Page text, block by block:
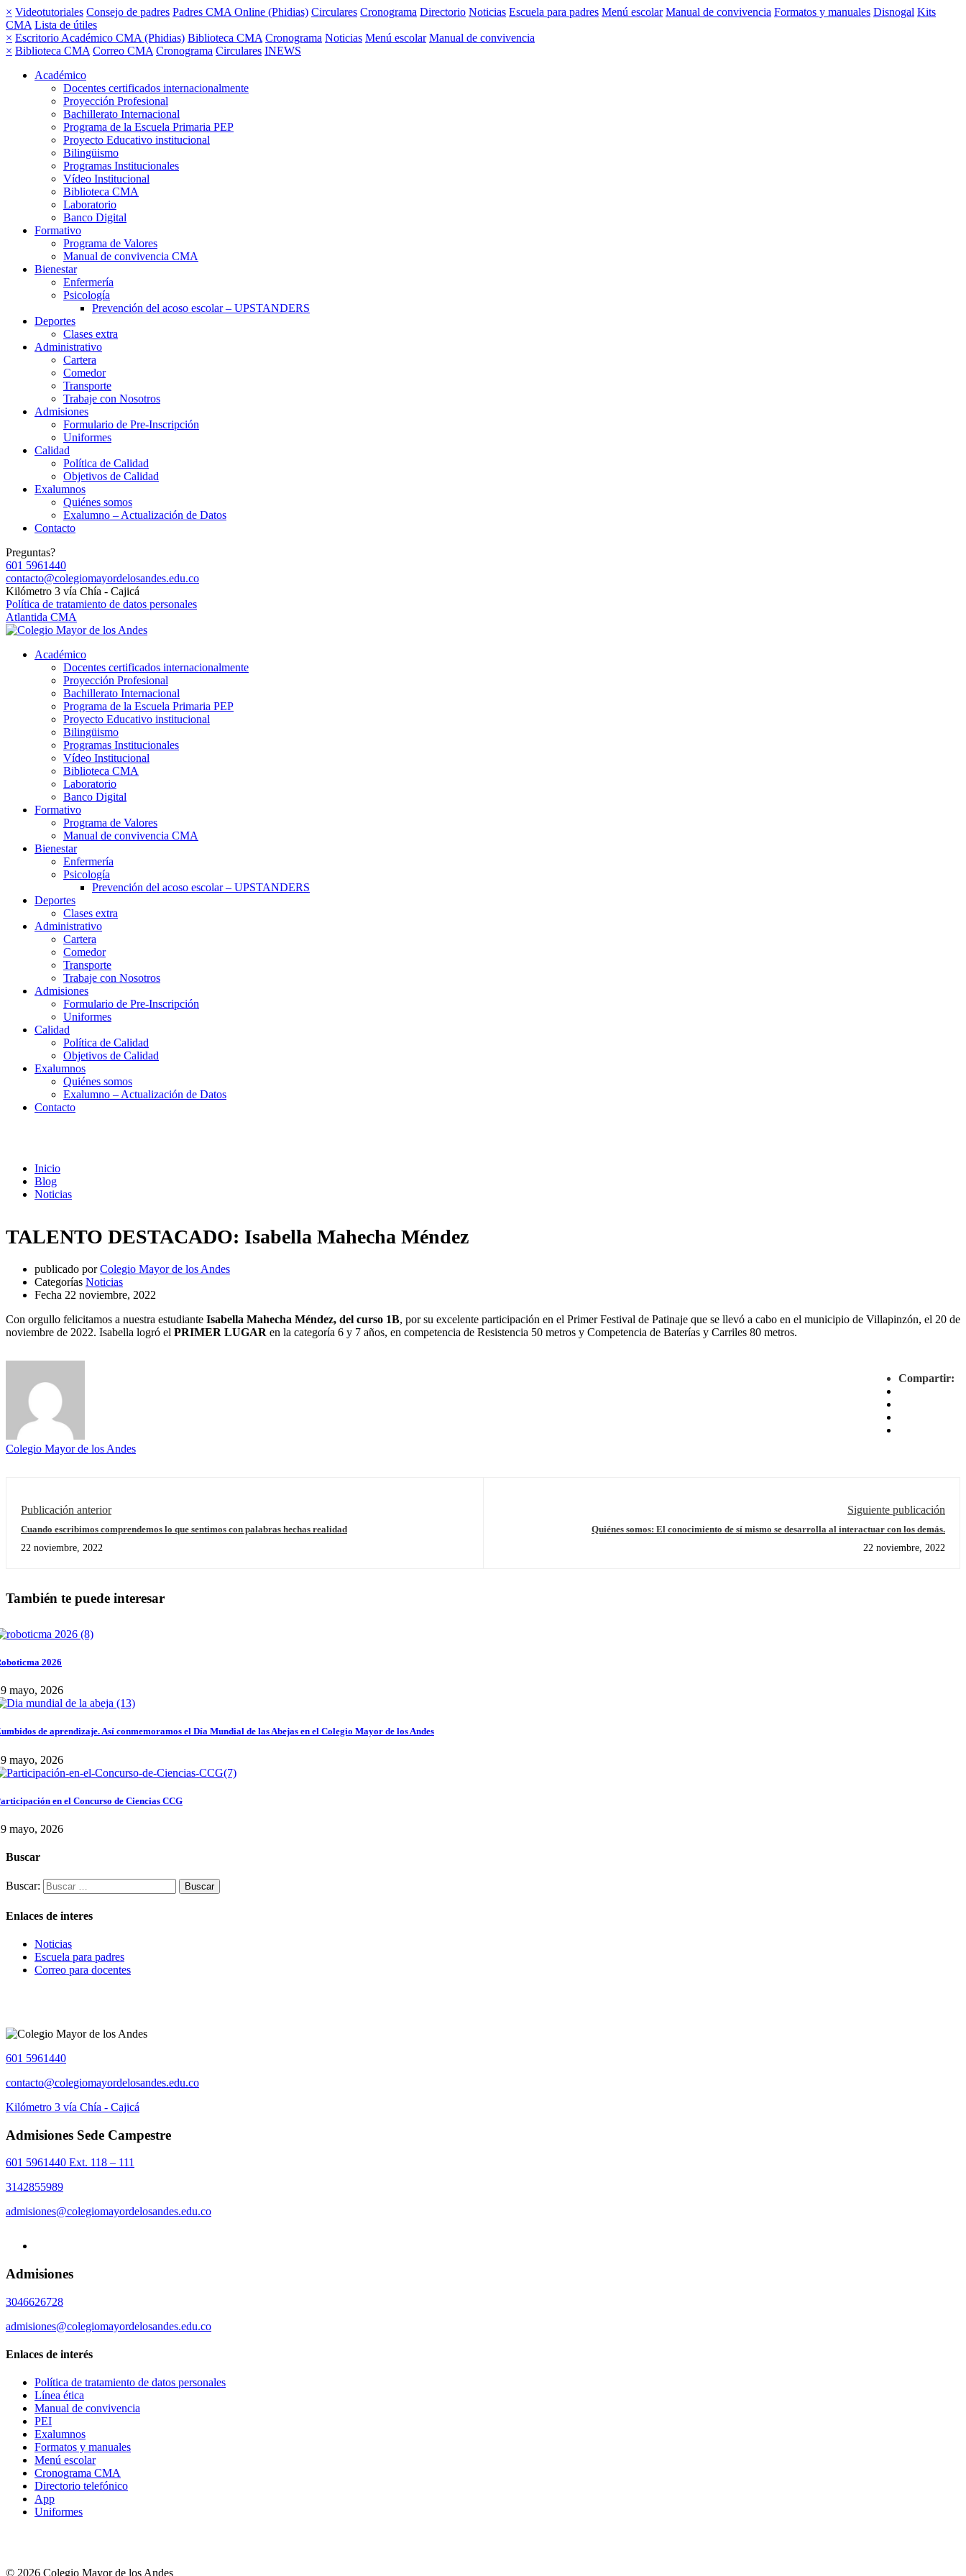
× Videotutoriales Consejo de padres Padres CMA Online (Phidias) Circulares Cronograma Directorio Noticias Escuela para padres Menú escolar Manual de convivencia Formatos y manuales Disnogal Kits
CMA Lista de útiles
× Escritorio Académico CMA (Phidias) Biblioteca CMA Cronograma Noticias Menú escolar Manual de convivencia
× Biblioteca CMA Correo CMA Cronograma Circulares INEWS
Académico
Docentes certificados internacionalmente
Proyección Profesional
Bachillerato Internacional
Programa de la Escuela Primaria PEP
Proyecto Educativo institucional
Bilingüismo
Programas Institucionales
Vídeo Institucional
Biblioteca CMA
Laboratorio
Banco Digital
Formativo
Programa de Valores
Manual de convivencia CMA
Bienestar
Enfermería
Psicología
Prevención del acoso escolar – UPSTANDERS
Deportes
Clases extra
Administrativo
Cartera
Comedor
Transporte
Trabaje con Nosotros
Admisiones
Formulario de Pre-Inscripción
Uniformes
Calidad
Política de Calidad
Objetivos de Calidad
Exalumnos
Quiénes somos
Exalumno – Actualización de Datos
Contacto
Preguntas?
601 5961440
contacto@colegiomayordelosandes.edu.co
Kilómetro 3 vía Chía - Cajicá
Política de tratamiento de datos personales
Atlantida CMA
Académico
Docentes certificados internacionalmente
Proyección Profesional
Bachillerato Internacional
Programa de la Escuela Primaria PEP
Proyecto Educativo institucional
Bilingüismo
Programas Institucionales
Vídeo Institucional
Biblioteca CMA
Laboratorio
Banco Digital
Formativo
Programa de Valores
Manual de convivencia CMA
Bienestar
Enfermería
Psicología
Prevención del acoso escolar – UPSTANDERS
Deportes
Clases extra
Administrativo
Cartera
Comedor
Transporte
Trabaje con Nosotros
Admisiones
Formulario de Pre-Inscripción
Uniformes
Calidad
Política de Calidad
Objetivos de Calidad
Exalumnos
Quiénes somos
Exalumno – Actualización de Datos
Contacto
Inicio
Blog
Noticias
TALENTO DESTACADO: Isabella Mahecha Méndez
publicado por Colegio Mayor de los Andes
Categorías Noticias
Fecha 22 noviembre, 2022
Con orgullo felicitamos a nuestra estudiante Isabella Mahecha Méndez, del curso 1B, por su excelente participación en el Primer Festival de Patinaje que se llevó a cabo en el municipio de Villapinzón, el 20 de
noviembre de 2022. Isabella logró el PRIMER LUGAR en la categoría 6 y 7 años, en competencia de Resistencia 50 metros y Competencia de Baterías y Carriles 80 metros.
Compartir:
Colegio Mayor de los Andes
Publicación anterior
Cuando escribimos comprendemos lo que sentimos con palabras hechas realidad
22 noviembre, 2022
Siguiente publicación
Quiénes somos: El conocimiento de sí mismo se desarrolla al interactuar con los demás.
22 noviembre, 2022
También te puede interesar
2026
mayo, 2026
de aprendizaje. Así conmemoramos el Día Mundial de las Abejas en el Colegio Mayor de los Andes
mayo, 2026
en el Concurso de Ciencias CCG
mayo, 2026
Buscar
Buscar:
Enlaces de interes
Noticias
Escuela para padres
Correo para docentes
601 5961440
contacto@colegiomayordelosandes.edu.co
Kilómetro 3 vía Chía - Cajicá
Admisiones Sede Campestre
601 5961440 Ext. 118 – 111
3142855989
admisiones@colegiomayordelosandes.edu.co
Admisiones
3046626728
admisiones@colegiomayordelosandes.edu.co
Enlaces de interés
Política de tratamiento de datos personales
Línea ética
Manual de convivencia
PEI
Exalumnos
Formatos y manuales
Menú escolar
Cronograma CMA
Directorio telefónico
App
Uniformes
© 2026 Colegio Mayor de los Andes